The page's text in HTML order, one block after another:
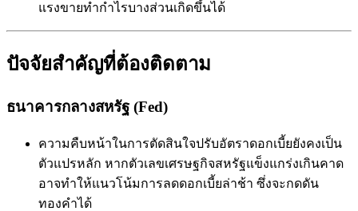
แรงขายทำกำไรบางส่วนเกิดขึ้นได้
ปัจจัยสำคัญที่ต้องติดตาม
ธนาคารกลางสหรัฐ (Fed)
ความคืบหน้าในการตัดสินใจปรับอัตราดอกเบี้ยยังคงเป็น
ตัวแปรหลัก หากตัวเลขเศรษฐกิจสหรัฐแข็งแกร่งเกินคาด
อาจทำให้แนวโน้มการลดดอกเบี้ยล่าช้า ซึ่งจะกดดัน
ทองคำได้